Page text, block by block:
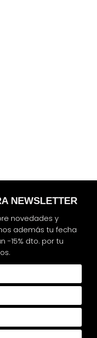
NEWSLETTER
novedades y
además tu fecha
-15% dto. por tu